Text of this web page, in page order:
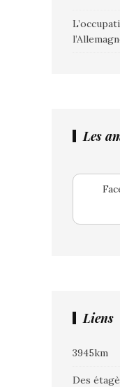
Les
Liens
3945km
Des